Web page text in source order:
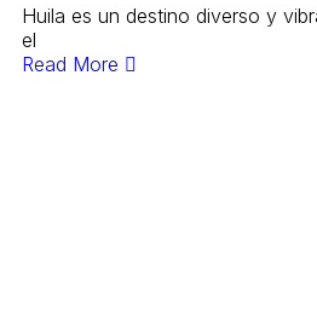
Huila es un destino diverso y
el
Read More